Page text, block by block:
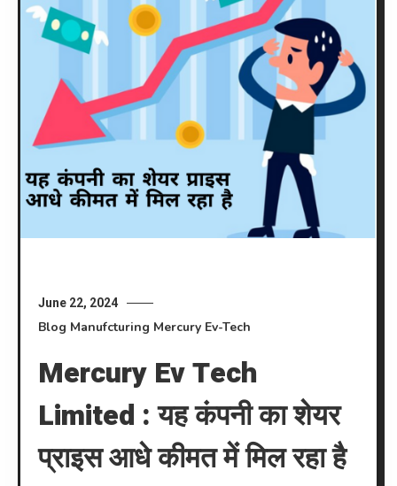
June 22, 2024
Blog Manufcturing Mercury Ev-Tech
Mercury Ev Tech
Limited : यह कंपनी का शेयर
प्राइस आधे कीमत में मिल रहा है